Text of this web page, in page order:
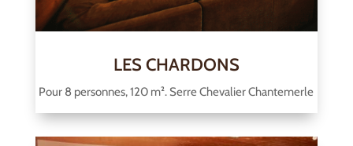
LES CHARDONS
Pour 8 personnes, 120 m². Serre Chevalier Chantemerle